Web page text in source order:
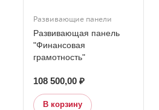
Развивающие панели
Развивающая панель
"Финансовая
грамотность"
108 500,00 ₽
В корзину